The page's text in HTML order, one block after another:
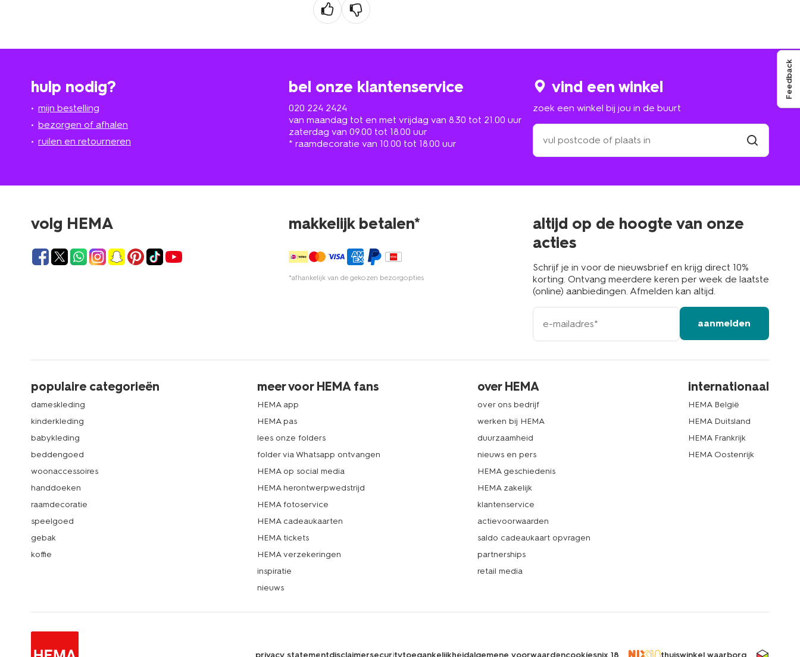
hulp nodig?
mijn bestelling
bezorgen of afhalen
ruilen en retourneren
bel onze klantenservice
020 224 2424
van maandag tot en met vrijdag van 8.30 tot 21.00 uur
zaterdag van 09.00 tot 18.00 uur
* raamdecoratie van 10.00 tot 18.00 uur
vind een winkel
zoek een winkel bij jou in de buurt
zoek
een
winkel
in
volg HEMA makkelijk betalen*
*afhankelijk van de gekozen bezorgopties
altijd op de hoogte van onze
acties
Schrijf je in voor de nieuwsbrief en krijg direct 10%
korting. Ontvang meerdere keren per week de laatste
(online) aanbiedingen. Afmelden kan altijd.
e-
mailadres
aanmelden
populaire categorieën
dameskleding
kinderkleding
babykleding
beddengoed
woonaccessoires
handdoeken
raamdecoratie
speelgoed
gebak
koffie
meer voor HEMA fans
HEMA app
HEMA pas
lees onze folders
folder via Whatsapp ontvangen
HEMA op social media
HEMA herontwerpwedstrijd
HEMA fotoservice
HEMA cadeaukaarten
HEMA tickets
HEMA verzekeringen
inspiratie
nieuws
over HEMA
over ons bedrijf
werken bij HEMA
duurzaamheid
nieuws en pers
HEMA geschiedenis
HEMA zakelijk
klantenservice
actievoorwaarden
saldo cadeaukaart opvragen
partnerships
retail media
internationaal
HEMA België
HEMA Duitsland
HEMA Frankrijk
HEMA Oostenrijk
privacy statementdisclaimersecuritytoegankelijkheidalgemene voorwaardencookiesnix 18 thuiswinkel waarborg
Feedback